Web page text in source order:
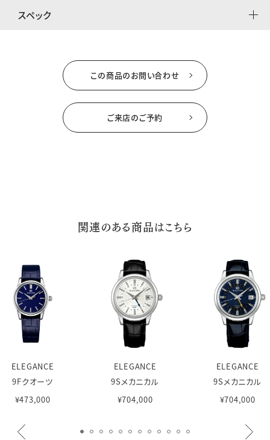
スペック
この商品のお問い合わせ
ご来店のご予約
関連のある商品はこちら
ELEGANCE
9Fクオーツ
¥473,000
ELEGANCE
9Sメカニカル
¥704,000
ELEGANCE
9Sメカニカル
¥704,000